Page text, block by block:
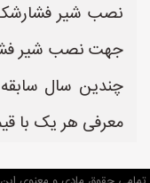
نصب شیر
جهت نصب شیر
چندین سال
معرفی هر یک با